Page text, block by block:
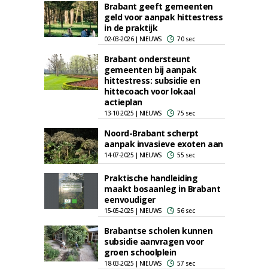
Brabant geeft gemeenten
geld voor aanpak hittestress
in de praktijk
02-03-2026 | NIEUWS 70 sec
Brabant ondersteunt
gemeenten bij aanpak
hittestress: subsidie en
hittecoach voor lokaal
actieplan
13-10-2025 | NIEUWS 75 sec
Noord-Brabant scherpt
aanpak invasieve exoten aan
14-07-2025 | NIEUWS 55 sec
Praktische handleiding
maakt bosaanleg in Brabant
eenvoudiger
15-05-2025 | NIEUWS 56 sec
Brabantse scholen kunnen
subsidie aanvragen voor
groen schoolplein
18-03-2025 | NIEUWS 57 sec